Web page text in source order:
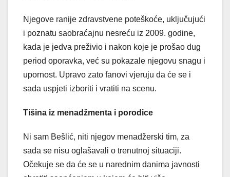
Njegove ranije zdravstvene poteškoće, uključujući
i poznatu saobraćajnu nesreću iz 2009. godine,
kada je jedva preživio i nakon koje je prošao dug
period oporavka, već su pokazale njegovu snagu i
upornost. Upravo zato fanovi vjeruju da će se i
sada uspjeti izboriti i vratiti na scenu.
Tišina iz menadžmenta i porodice
Ni sam Bešlić, niti njegov menadžerski tim, za
sada se nisu oglašavali o trenutnoj situaciji.
Očekuje se da će se u narednim danima javnosti